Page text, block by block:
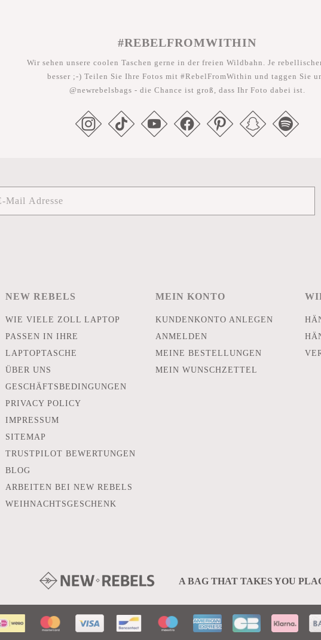
#REBELFROMWITHIN
Wir sehen unsere coolen Taschen gerne in der freien Wildbahn. Je
besser ;-) Teilen Sie Ihre Fotos mit #RebelFromWithin und taggen Sie
@newrebelsbags - die Chance ist groß, dass Ihr Foto dabei ist.
NEW REBELS
WIE VIELE ZOLL LAPTOP
PASSEN IN IHRE
LAPTOPTASCHE
ÜBER UNS
GESCHÄFTSBEDINGUNGEN
PRIVACY POLICY
IMPRESSUM
SITEMAP
TRUSTPILOT BEWERTUNGEN
BLOG
ARBEITEN BEI NEW REBELS
WEIHNACHTSGESCHENK
MEIN KONTO
KUNDENKONTO ANLEGEN
ANMELDEN
MEINE BESTELLUNGEN
MEIN WUNSCHZETTEL
A BAG THAT TAKES YOU